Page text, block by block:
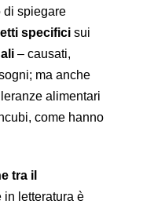
di spiegare
specifici sui
– causati,
ma anche
alimentari
come hanno
tra il
in letteratura è